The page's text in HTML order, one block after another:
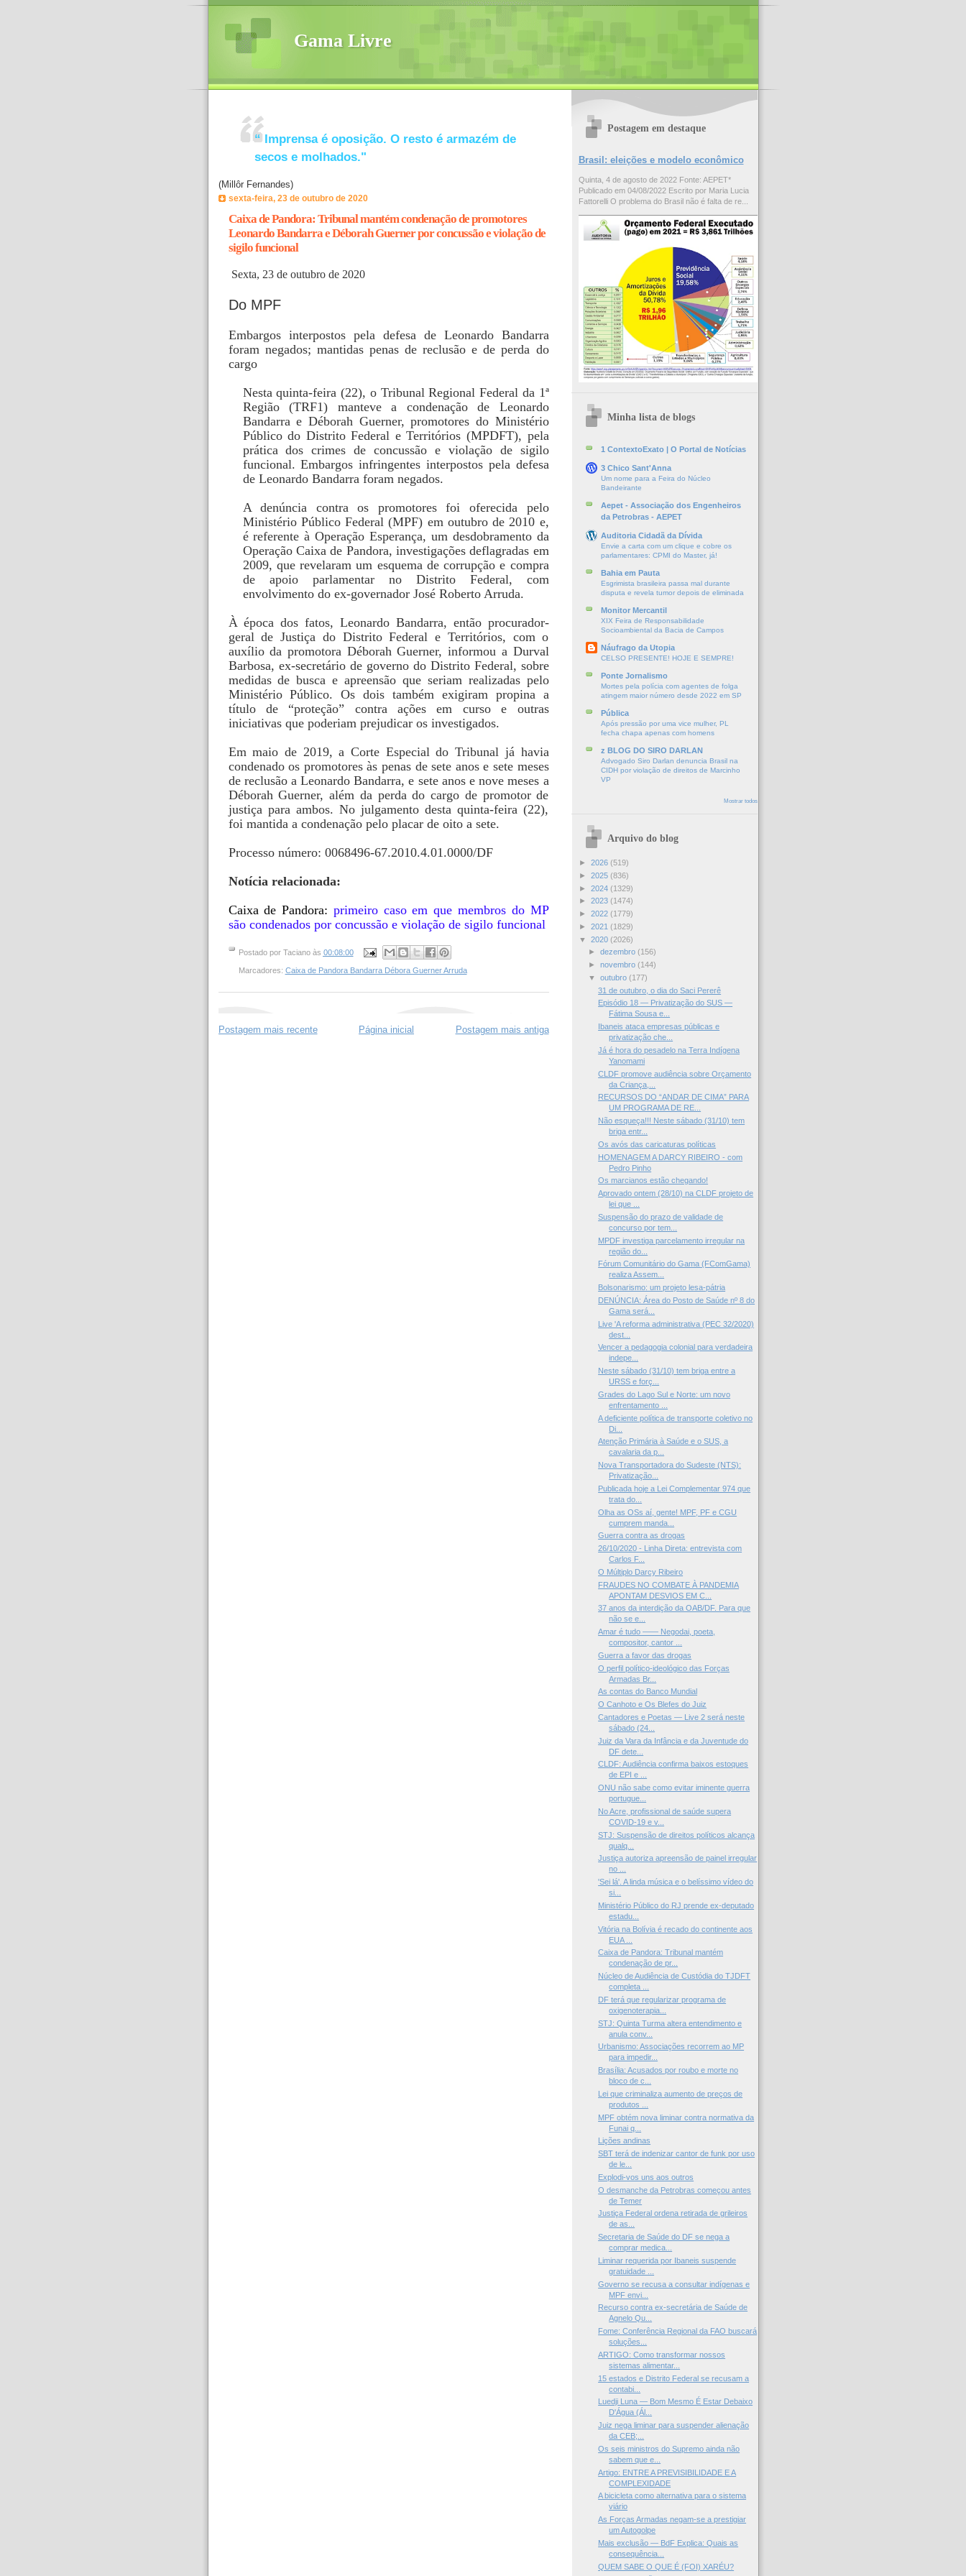
Gama Livre
“ Imprensa é oposição. O resto é armazém de
secos e molhados."
(Millôr Fernandes)
sexta-feira, 23 de outubro de 2020
Caixa de Pandora: Tribunal mantém condenação de promotores
Leonardo Bandarra e Déborah Guerner por concussão e violação de
sigilo funcional
Sexta, 23 de outubro de 2020
Do MPF
Embargos interpostos pela defesa de Leonardo Bandarra
foram negados; mantidas penas de reclusão e de perda do
cargo
Nesta quinta-feira (22), o Tribunal Regional Federal da 1ª
Região (TRF1) manteve a condenação de Leonardo
Bandarra e Déborah Guerner, promotores do Ministério
Público do Distrito Federal e Territórios (MPDFT), pela
prática dos crimes de concussão e violação de sigilo
funcional. Embargos infringentes interpostos pela defesa
de Leonardo Bandarra foram negados.
A denúncia contra os promotores foi oferecida pelo
Ministério Público Federal (MPF) em outubro de 2010 e,
é referente à Operação Esperança, um desdobramento da
Operação Caixa de Pandora, investigações deflagradas em
2009, que revelaram um esquema de corrupção e compra
de apoio parlamentar no Distrito Federal, com
envolvimento do ex-governador José Roberto Arruda.
À época dos fatos, Leonardo Bandarra, então procurador-
geral de Justiça do Distrito Federal e Territórios, com o
auxílio da promotora Déborah Guerner, informou a Durval
Barbosa, ex-secretário de governo do Distrito Federal, sobre
medidas de busca e apreensão que seriam realizadas pelo
Ministério Público. Os dois também exigiram propina a
título de “proteção” contra ações em curso e outras
iniciativas que poderiam prejudicar os investigados.
Em maio de 2019, a Corte Especial do Tribunal já havia
condenado os promotores às penas de sete anos e sete meses
de reclusão a Leonardo Bandarra, e sete anos e nove meses a
Déborah Guerner, além da perda do cargo de promotor de
justiça para ambos. No julgamento desta quinta-feira (22),
foi mantida a condenação pelo placar de oito a sete.
Processo número: 0068496-67.2010.4.01.0000/DF
Notícia relacionada:
Caixa de Pandora: primeiro caso em que membros do MP
são condenados por concussão e violação de sigilo funcional
Postado por Taciano às 00:08:00
Marcadores: Caixa de Pandora Bandarra Débora Guerner Arruda
Postagem mais recente Postagem mais antiga
Página inicial
Postagem em destaque
Brasil: eleições e modelo econômico
Quinta, 4 de agosto de 2022 Fonte: AEPET*
Publicado em 04/08/2022 Escrito por Maria Lucia
Fattorelli O problema do Brasil não é falta de re...
Minha lista de blogs
1 ContextoExato | O Portal de Notícias
3 Chico Sant'Anna
Um nome para a Feira do Núcleo
Bandeirante
Aepet - Associação dos Engenheiros
da Petrobras - AEPET
Auditoria Cidadã da Dívida
Envie a carta com um clique e cobre os
parlamentares: CPMI do Master, já!
Bahia em Pauta
Esgrimista brasileira passa mal durante
disputa e revela tumor depois de eliminada
Monitor Mercantil
XIX Feira de Responsabilidade
Socioambiental da Bacia de Campos
Náufrago da Utopia
CELSO PRESENTE! HOJE E SEMPRE!
Ponte Jornalismo
Mortes pela polícia com agentes de folga
atingem maior número desde 2022 em SP
Pública
Após pressão por uma vice mulher, PL
fecha chapa apenas com homens
z BLOG DO SIRO DARLAN
Advogado Siro Darlan denuncia Brasil na
CIDH por violação de direitos de Marcinho
VP
Mostrar todos
Arquivo do blog
► 2026 (519)
► 2025 (836)
► 2024 (1329)
► 2023 (1474)
► 2022 (1779)
► 2021 (1829)
▼ 2020 (2026)
► dezembro (156)
► novembro (144)
▼ outubro (177)
31 de outubro, o dia do Saci Pererê
Episódio 18 — Privatização do SUS —
Fátima Sousa e...
Ibaneis ataca empresas públicas e
privatização che...
Já é hora do pesadelo na Terra Indígena
Yanomami
CLDF promove audiência sobre Orçamento
da Criança,...
RECURSOS DO “ANDAR DE CIMA” PARA
UM PROGRAMA DE RE...
Não esqueça!!! Neste sábado (31/10) tem
briga entr...
Os avós das caricaturas políticas
HOMENAGEM A DARCY RIBEIRO - com
Pedro Pinho
Os marcianos estão chegando!
Aprovado ontem (28/10) na CLDF projeto de
lei que ...
Suspensão do prazo de validade de
concurso por tem...
MPDF investiga parcelamento irregular na
região do...
Fórum Comunitário do Gama (FComGama)
realiza Assem...
Bolsonarismo: um projeto lesa-pátria
DENÚNCIA: Área do Posto de Saúde nº 8 do
Gama será...
Live 'A reforma administrativa (PEC 32/2020)
dest...
Vencer a pedagogia colonial para verdadeira
indepe...
Neste sábado (31/10) tem briga entre a
URSS e forç...
Grades do Lago Sul e Norte: um novo
enfrentamento ...
A deficiente política de transporte coletivo no
Di...
Atenção Primária à Saúde e o SUS, a
cavalaria da p...
Nova Transportadora do Sudeste (NTS):
Privatização...
Publicada hoje a Lei Complementar 974 que
trata do...
Olha as OSs aí, gente! MPF, PF e CGU
cumprem manda...
Guerra contra as drogas
26/10/2020 - Linha Direta: entrevista com
Carlos F...
O Múltiplo Darcy Ribeiro
FRAUDES NO COMBATE À PANDEMIA
APONTAM DESVIOS EM C...
37 anos da interdição da OAB/DF. Para que
não se e...
Amar é tudo —— Negodai, poeta,
compositor, cantor ...
Guerra a favor das drogas
O perfil político-ideológico das Forças
Armadas Br...
As contas do Banco Mundial
O Canhoto e Os Blefes do Juiz
Cantadores e Poetas — Live 2 será neste
sábado (24...
Juiz da Vara da Infância e da Juventude do
DF dete...
CLDF: Audiência confirma baixos estoques
de EPI e ...
ONU não sabe como evitar iminente guerra
portugue...
No Acre, profissional de saúde supera
COVID-19 e v...
STJ: Suspensão de direitos políticos alcança
qualq...
Justiça autoriza apreensão de painel irregular
no ...
'Sei lá'. A linda música e o belíssimo vídeo do
si...
Ministério Público do RJ prende ex-deputado
estadu...
Vitória na Bolívia é recado do continente aos
EUA ...
Caixa de Pandora: Tribunal mantém
condenação de pr...
Núcleo de Audiência de Custódia do TJDFT
completa ...
DF terá que regularizar programa de
oxigenoterapia...
STJ: Quinta Turma altera entendimento e
anula conv...
Urbanismo: Associações recorrem ao MP
para impedir...
Brasília: Acusados por roubo e morte no
bloco de c...
Lei que criminaliza aumento de preços de
produtos ...
MPF obtém nova liminar contra normativa da
Funai q...
Lições andinas
SBT terá de indenizar cantor de funk por uso
de le...
Explodi-vos uns aos outros
O desmanche da Petrobras começou antes
de Temer
Justiça Federal ordena retirada de grileiros
de as...
Secretaria de Saúde do DF se nega a
comprar medica...
Liminar requerida por Ibaneis suspende
gratuidade ...
Governo se recusa a consultar indígenas e
MPF envi...
Recurso contra ex-secretária de Saúde de
Agnelo Qu...
Fome: Conferência Regional da FAO buscará
soluções...
ARTIGO: Como transformar nossos
sistemas alimentar...
15 estados e Distrito Federal se recusam a
contabi...
Luedji Luna — Bom Mesmo É Estar Debaixo
D'Água (Ál...
Juiz nega liminar para suspender alienação
da CEB;...
Os seis ministros do Supremo ainda não
sabem que e...
Artigo: ENTRE A PREVISIBILIDADE E A
COMPLEXIDADE
A bicicleta como alternativa para o sistema
viário
As Forças Armadas negam-se a prestigiar
um Autogolpe
Mais exclusão — BdF Explica: Quais as
consequência...
QUEM SABE O QUE É (FOI) XARÉU?